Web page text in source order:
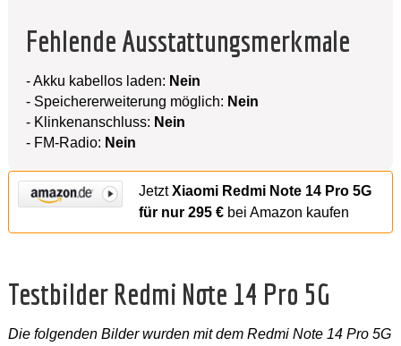
Fehlende Ausstattungsmerkmale
- Akku kabellos laden: Nein
- Speichererweiterung möglich: Nein
- Klinkenanschluss: Nein
- FM-Radio: Nein
JetztXiaomi Redmi Note 14 Pro 5G
für nur 295 €bei Amazon kaufen
Testbilder Redmi Note 14 Pro 5G
Die folgenden Bilder wurden mit dem Redmi Note 14 Pro 5G